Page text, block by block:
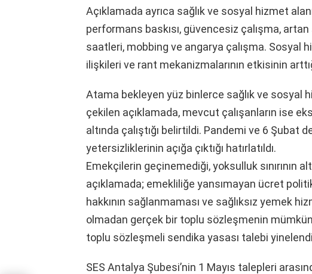
Açıklamada ayrıca sağlık ve sosyal hizmet
performans baskısı, güvencesiz çalışma,
saatleri, mobbing ve angarya çalışma. Sosyal
ilişkileri ve rant mekanizmalarının etkisinin
Atama bekleyen yüz binlerce sağlık ve sosyal
çekilen açıklamada, mevcut çalışanların ise
altında çalıştığı belirtildi. Pandemi ve 6 Şubat
yetersizliklerinin açığa çıktığı hatırlatıldı.
Emekçilerin geçinemediği, yoksulluk sınırının
açıklamada; emekliliğe yansımayan ücret
hakkının sağlanmaması ve sağlıksız yemek
olmadan gerçek bir toplu sözleşmenin
toplu sözleşmeli sendika yasası talebi
SES Antalya Şubesi’nin 1 Mayıs talepleri